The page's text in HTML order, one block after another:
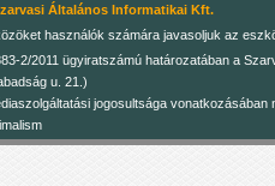
Általános Informatikai Kft.
használók számára javasoljuk az
2/2011 ügyiratszámú határozatában a
u. 21.)
jogosultsága vonatkozásában